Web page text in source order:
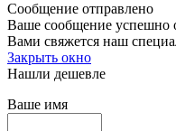
Сообщение отправлено
Ваше сообщение успешно
Вами свяжется наш
Закрыть окно
Нашли дешевле
Ваше имя